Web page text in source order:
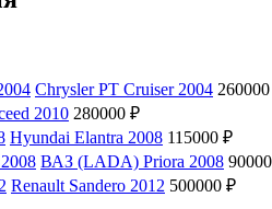
Chrysler PT Cruiser 2004
2010 280000 ₽
Hyundai Elantra 2008 115000 ₽
ВАЗ (LADA) Priora 2008
Renault Sandero 2012 500000 ₽